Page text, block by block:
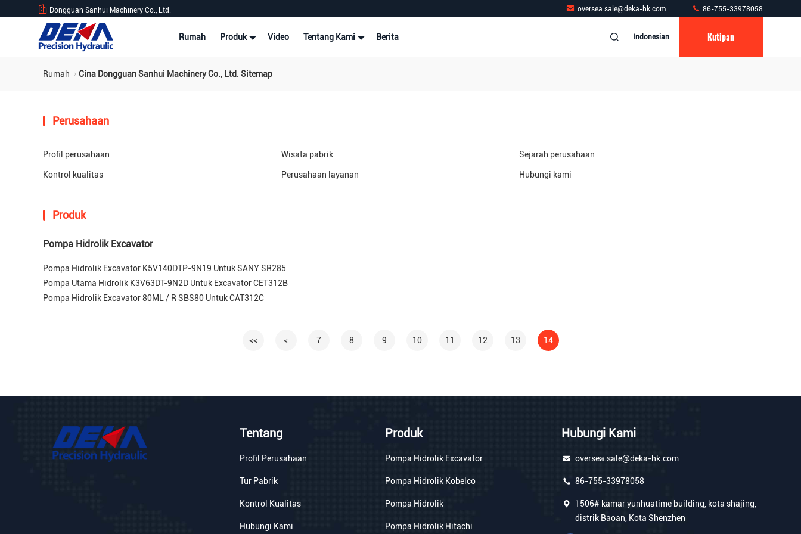
Dongguan Sanhui Machinery Co., Ltd. oversea.sale@deka-hk.com 86-755-33978058
Rumah Produk Video Tentang Kami Berita Indonesian Kutipan
Rumah Cina Dongguan Sanhui Machinery Co., Ltd. Sitemap
Perusahaan
Profil perusahaan Wisata pabrik Sejarah perusahaan
Kontrol kualitas Perusahaan layanan Hubungi kami
Produk
Pompa Hidrolik Excavator
Pompa Hidrolik Excavator K5V140DTP-9N19 Untuk SANY SR285
Pompa Utama Hidrolik K3V63DT-9N2D Untuk Excavator CET312B
Pompa Hidrolik Excavator 80ML / R SBS80 Untuk CAT312C
<< < 7 8 9 10 11 12 13 14
Tentang
Profil Perusahaan
Tur Pabrik
Kontrol Kualitas
Hubungi Kami
Produk
Pompa Hidrolik Excavator
Pompa Hidrolik Kobelco
Pompa Hidrolik
Pompa Hidrolik Hitachi
Hubungi Kami
oversea.sale@deka-hk.com
86-755-33978058
1506# kamar yunhuatime building, kota shajing,
distrik Baoan, Kota Shenzhen